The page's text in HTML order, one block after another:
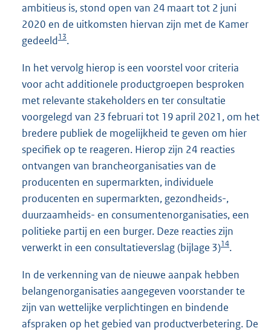
ambitieus is, stond open van 24 maart tot 2 juni
2020 en de uitkomsten hiervan zijn met de Kamer
gedeeld13.
In het vervolg hierop is een voorstel voor criteria
voor acht additionele productgroepen besproken
met relevante stakeholders en ter consultatie
voorgelegd van 23 februari tot 19 april 2021, om het
bredere publiek de mogelijkheid te geven om hier
specifiek op te reageren. Hierop zijn 24 reacties
ontvangen van brancheorganisaties van de
producenten en supermarkten, individuele
producenten en supermarkten, gezondheids-,
duurzaamheids- en consumentenorganisaties, een
politieke partij en een burger. Deze reacties zijn
verwerkt in een consultatieverslag (bijlage 3)14.
In de verkenning van de nieuwe aanpak hebben
belangenorganisaties aangegeven voorstander te
zijn van wettelijke verplichtingen en bindende
afspraken op het gebied van productverbetering. De